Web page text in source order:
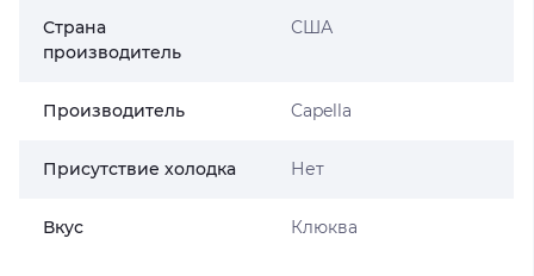
Страна
производитель
США
Производитель Capella
Присутствие холодка Нет
Вкус Клюква